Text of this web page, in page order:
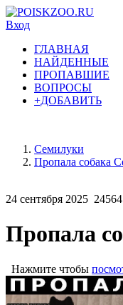
Вход
ГЛАВНАЯ
НАЙДЕННЫЕ
ПРОПАВШИЕ
ВОПРОСЫ
+ДОБАВИТЬ
Семилуки
Пропала собака
24 сентября 2025 24564
Пропала
Нажмите чтобы